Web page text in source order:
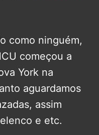
como ninguém,
começou a
York na
aguardamos
assim
e etc.